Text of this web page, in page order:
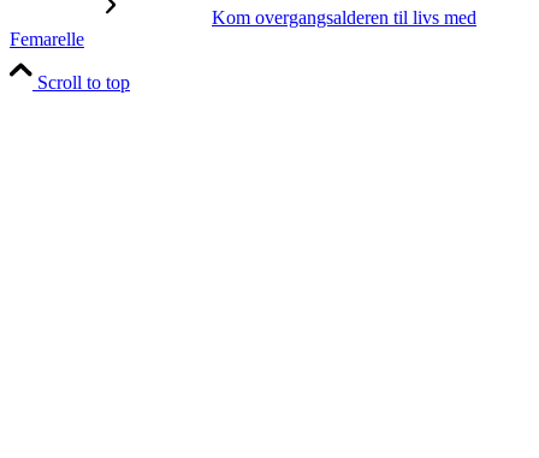
Kom overgangsalderen til livs med
Femarelle
Scroll to top